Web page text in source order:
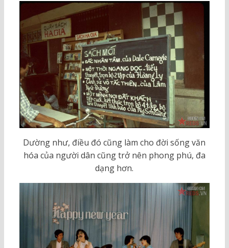
Dường như, điều đó cũng làm cho đời sống văn
hóa của người dân cũng trở nên phong phú, đa
dạng hơn.